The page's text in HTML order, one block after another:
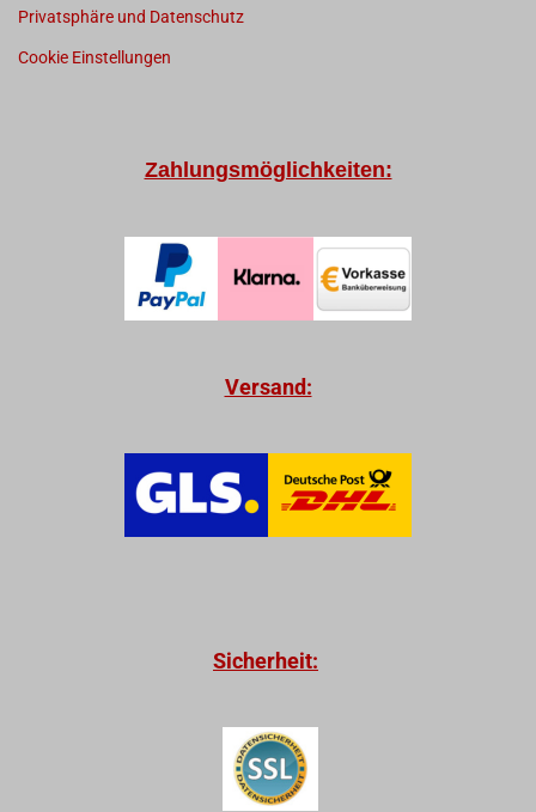
Privatsphäre und Datenschutz
Cookie Einstellungen
Zahlungsmöglichkeiten:
Versand:
Sicherheit: